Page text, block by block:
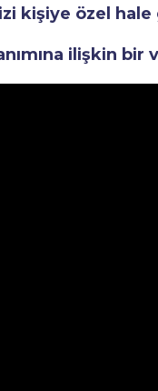
kişiye özel hale
ilişkin bir